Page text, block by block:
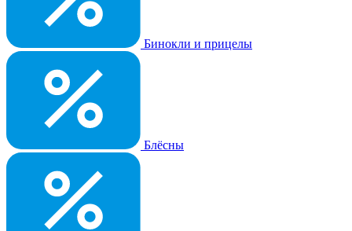
Бинокли и прицелы
Блёсны